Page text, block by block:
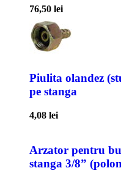
76,50 lei
Piulita olandez
pe stanga
4,08 lei
Arzator pentru
stanga 3/8”